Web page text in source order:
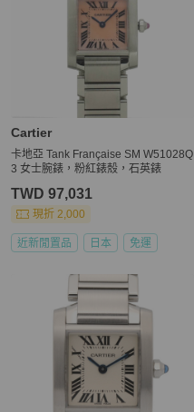
Cartier
卡地亞 Tank Française SM W51028Q
3 女士腕錶，粉紅錶殼，石英錶
TWD 97,031
現折 2,000
近新閒置品 日本 免運